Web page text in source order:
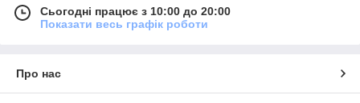
Сьогодні працює з 10:00 до 20:00
Показати весь графік роботи
Про нас